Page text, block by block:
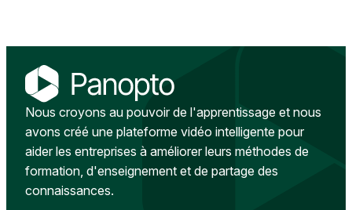
Nous croyons au pouvoir de l'apprentissage et nous
avons créé une plateforme vidéo intelligente pour
aider les entreprises à améliorer leurs méthodes de
formation, d'enseignement et de partage des
connaissances.